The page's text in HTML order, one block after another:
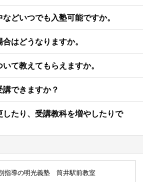
どいつでも入塾可能ですか。
はどうなりますか。
て教えてもらえますか。
講できますか？
したり、受講教科を増やしたりで
指導の明光義塾 筒井駅前教室